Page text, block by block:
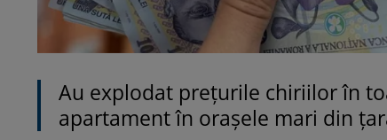
Au explodat prețurile chiriilor în
apartament în orașele mari din